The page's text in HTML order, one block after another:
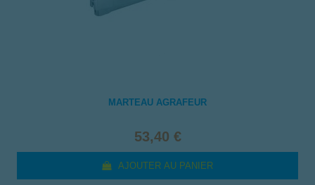
MARTEAU AGRAFEUR
53,40 €
AJOUTER AU PANIER